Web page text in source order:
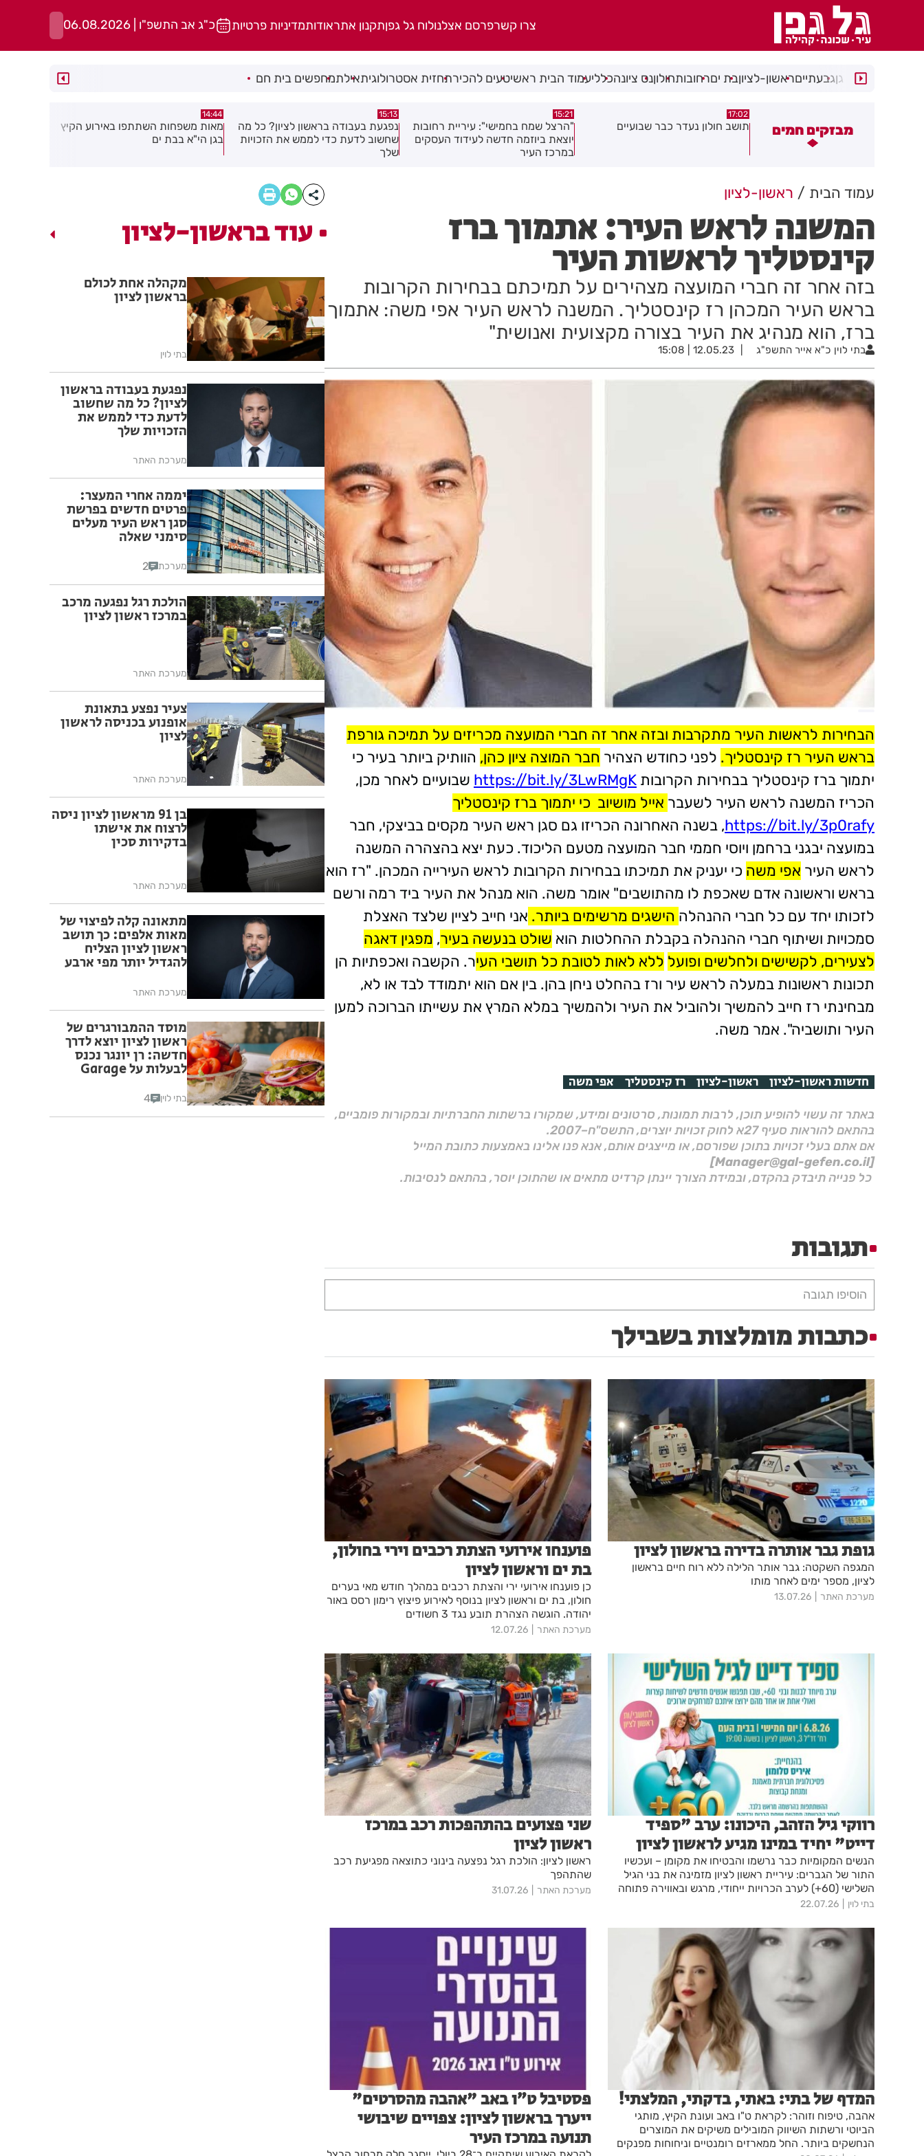
צרו קשרפרסם אצלנולוח גל גפןתקנון אתראודותמדיניות פרטיות כ"ג אב התשפ"ו | 06.08.2026
רמת גןגבעתייםראשון-לציוןבת יםרחובותחולוןנס ציונהכלליעמוד הבית ראשיטעים להכירתחזית אסטרולוגיתאילתמחפשים בית חם
מבזקים חמים
תושב חולון נעדר כבר שבועיים
15:21
"הרצל שמח בחמישי": עיריית רחובות
15:13
נפגעת בעבודה בראשון לציון? כל מה
שחשוב לדעת כדי לממש את הזכויות
שלך
14:44
מאות משפחות השתתפו באירוע הקיץ
בגן הי"א בבת ים
14:39
מבצע עיקור וסירוס חתולי רחוב בחולון
עמוד הבית ראשון-לציון
המשנה לראש העיר: אתמוך ברז
קינסטליך לראשות העיר
בזה אחר זה חברי המועצה מצהירים על תמיכתם בבחירות הקרובות
בראש העיר המכהן רז קינסטליך. המשנה לראש העיר אפי משה: אתמוך
ברז, הוא מנהיג את העיר בצורה מקצועית ואנושית"
בתי לוין כ"א אייר התשפ"ג 12.05.23 | 15:08
הבחירות לראשות העיר מתקרבות ובזה אחר זה חברי המועצה מכריזים על תמיכה גורפת
בראש העיר רז קינסטליך. לפני כחודש הצהיר חבר המוצה ציון כהן, הוותיק ביותר בעיר כי
יתמוך ברז קינסטליך בבחירות הקרובות https://bit.ly/3LwRMgK שבועיים לאחר מכן,
הכריז המשנה לראש העיר לשעבר אייל מושיוב כי יתמוך ברז קינסטליך
https://bit.ly/3p0rafy, בשנה האחרונה הכריזו גם סגן ראש העיר מקסים בביצקי, חבר
במועצה יבגני ברחמן ויוסי חממי חבר המועצה מטעם הליכוד. כעת יצא בהצהרה המשנה
לראש העיר אפי משה כי יעניק את תמיכתו בבחירות הקרובות לראש העירייה המכהן. "רז הוא
בראש וראשונה אדם שאכפת לו מהתושבים" אומר משה. הוא מנהל את העיר ביד רמה ורשם
לזכותו יחד עם כל חברי ההנהלה הישגים מרשימים ביותר. אני חייב לציין שלצד האצלת
סמכויות ושיתוף חברי ההנהלה בקבלת ההחלטות הוא שולט בנעשה בעיר, מפגין דאגה
לצעירים, לקשישים ולחלשים ופועל ללא לאות לטובת כל תושבי העיר. הקשבה ואכפתיות הן
תכונות ראשונות במעלה לראש עיר ורז בהחלט ניחן בהן. בין אם הוא יתמודד לבד או לא,
מבחינתי רז חייב להמשיך ולהוביל את העיר ולהמשיך במלא המרץ את עשייתו הברוכה למען
העיר ותושביה". אמר משה.
חדשות ראשון-לציון ראשון-לציון רז קינסטליך אפי משה
באתר זה עשוי להופיע תוכן, לרבות תמונות, סרטונים ומידע, שמקורו ברשתות החברתיות ובמקורות פומביים,
בהתאם להוראות סעיף 27א לחוק זכויות יוצרים, התשס"ח–2007.
אם אתם בעלי זכויות בתוכן שפורסם, או מייצגים אותם, אנא פנו אלינו באמצעות כתובת המייל
[Manager@gal-gefen.co.il]
כל פנייה תיבדק בהקדם, ובמידת הצורך יינתן קרדיט מתאים או שהתוכן יוסר, בהתאם לנסיבות.
תגובות
הוסיפו תגובה
כתבות מומלצות בשבילך
גופת גבר אותרה בדירה בראשון לציון
המגפה השקטה: גבר אותר הלילה ללא רוח חיים בראשון
לציון, מספר ימים לאחר מותו
מערכת האתר 13.07.26
פוענחו אירועי הצתת רכבים וירי בחולון,
בת ים וראשון לציון
כן פוענחו אירועי ירי והצתת רכבים במהלך חודש מאי בערים
חולון, בת ים וראשון לציון בנוסף לאירוע פיצוץ רימון רסס באור
יהודה. הוגשה הצהרת תובע נגד 3 חשודים
מערכת האתר 12.07.26
רווקי גיל הזהב, היכונו: ערב "ספיד
דייט" יחיד במינו מגיע לראשון לציון
הנשים המקומיות כבר נרשמו והבטיחו את מקומן – ועכשיו
התור של הגברים: עיריית ראשון לציון מזמינה את בני הגיל
השלישי (60+) לערב הכרויות ייחודי, מרגש ובאווירה פתוחה
בבית העם.
בתי לוין 22.07.26
שני פצועים בהתהפכות רכב במרכז
ראשון לציון
ראשון לציון: הולכת רגל נפצעה בינוני כתוצאה מפגיעת רכב
שהתהפך
מערכת האתר 31.07.26
המדף של בתי: באתי, בדקתי, המלצתי!
אהבה, טיפוח וזוהר: לקראת ט"ו באב ועונת הקיץ, מותגי
הביוטי ורשתות השיווק המובילים משיקים את המוצרים
הנחשקים ביותר. החל ממארזים רומנטיים וניחוחות מפנקים
פסטיבל ט״ו באב "אהבה מהסרטים"
ייערך בראשון לציון: צפויים שיבושי
תנועה במרכז העיר
עוד בראשון-לציון
מקהלה אחת לכולם
בראשון לציון
בתי לוין
נפגעת בעבודה בראשון
לציון? כל מה שחשוב
לדעת כדי לממש את
הזכויות שלך
מערכת האתר
יממה אחרי המעצר:
פרטים חדשים בפרשת
סגן ראש העיר מעלים
סימני שאלה
מערכת 2
הולכת רגל נפגעה מרכב
במרכז ראשון לציון
מערכת האתר
צעיר נפצע בתאונת
אופנוע בכניסה לראשון
לציון
מערכת האתר
בן 91 מראשון לציון ניסה
לרצוח את אישתו
בדקירות סכין
מערכת האתר
מתאונה קלה לפיצוי של
מאות אלפים: כך תושב
ראשון לציון הצליח
להגדיל יותר מפי ארבע
הביטוח
מערכת האתר
מוסד ההמבורגרים של
ראשון לציון יוצא לדרך
חדשה: רן יונגר נכנס
לבעלות על Garage
בתי לוין 4